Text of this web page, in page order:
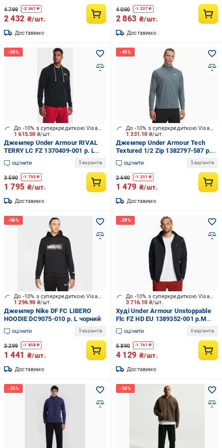
4 799 -2 367 ₴
2 432 ₴/шт.
Доставимо
4 090 -1 227 ₴
2 863 ₴/шт.
Доставимо
1 615.50 ₴/шт.
До -10% з суперкредиткою Visa Вигода
Джемпер Under Armour RIVAL
TERRY LC FZ 1370409-001 р. L
чорний
оцінити 5 варіантів
3 590 -1 795 ₴
1 795 ₴/шт.
Доставимо
1 331.10 ₴/шт.
До -10% з суперкредиткою Visa Вигода
Джемпер Under Armour Tech
Textured 1/2 Zip 1382797-587 р.L
зелений
оцінити 5 варіантів
2 690 -1 211 ₴
1 479 ₴/шт.
Доставимо
1 296.90 ₴/шт.
До -10% з суперкредиткою Visa Вигода
Джемпер Nike DF FC LIBERO
HOODIE DC9075-010 р. L чорний
оцінити 5 варіантів
3 299 -1 858 ₴
1 441 ₴/шт.
Доставимо
3 716.10 ₴/шт.
До -10% з суперкредиткою Visa Вигода
Худі Under Armour Unstoppable
Flc FZ HD EU 1389352-001 р.M
чорний
оцінити 6 варіантів
5 890 -1 761 ₴
4 129 ₴/шт.
Доставимо